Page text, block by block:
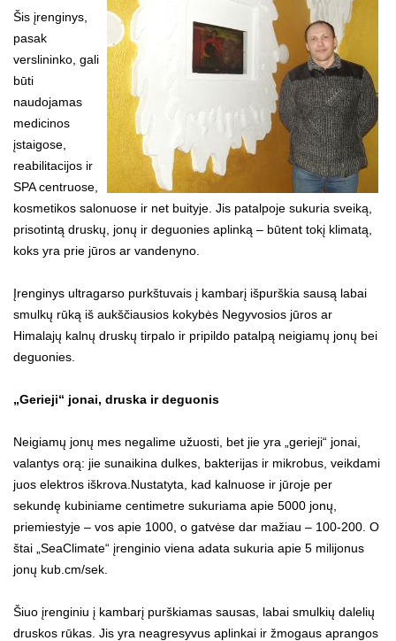
Šis įrenginys,
pasak
verslininko, gali
būti
naudojamas
medicinos
įstaigose,
reabilitacijos ir
SPA centruose,
kosmetikos salonuose ir net buityje. Jis patalpoje sukuria sveiką,
prisotintą druskų, jonų ir deguonies aplinką – būtent tokį klimatą,
koks yra prie jūros ar vandenyno.
Įrenginys ultragarso purkštuvais į kambarį išpurškia sausą labai
smulkų rūką iš aukščiausios kokybės Negyvosios jūros ar
Himalajų kalnų druskų tirpalo ir pripildo patalpą neigiamų jonų bei
deguonies.
„Gerieji“ jonai, druska ir deguonis
Neigiamų jonų mes negalime užuosti, bet jie yra „gerieji“ jonai,
valantys orą: jie sunaikina dulkes, bakterijas ir mikrobus, veikdami
juos elektros iškrova.Nustatyta, kad kalnuose ir jūroje per
sekundę kubiniame centimetre sukuriama apie 5000 jonų,
priemiestyje – vos apie 1000, o gatvėse dar mažiau – 100-200. O
štai „SeaClimate“ įrenginio viena adata sukuria apie 5 milijonus
jonų kub.cm/sek.
Šiuo įrenginiu į kambarį purškiamas sausas, labai smulkių dalelių
druskos rūkas. Jis yra neagresyvus aplinkai ir žmogaus aprangos